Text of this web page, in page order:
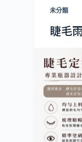
未分類
睫毛